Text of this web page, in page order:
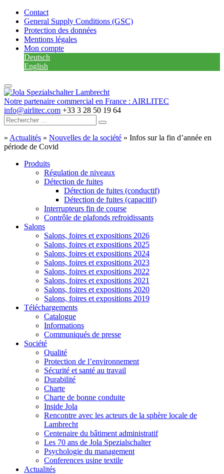
Contact
General Supply Conditions (GSC)
Protection des données
Mentions légales
Mon compte
Deutsch
English
Notre partenaire commercial en France : AIRLITEC
info@airlitec.com +33 3 28 50 19 64
» Actualités » Nouvelles de la société » Infos sur la fin d’année en
période de Covid
Produits
Régulation de niveaux
Détection de fuites
Détection de fuites (conductif)
Détection de fuites (capacitif)
Interrupteurs fin de course
Contrôle de plafonds refroidissants
Salons
Salons, foires et expositions 2026
Salons, foires et expositions 2025
Salons, foires et expositions 2024
Salons, foires et expositions 2023
Salons, foires et expositions 2022
Salons, foires et expositions 2021
Salons, foires et expositions 2020
Salons, foires et expositions 2019
Téléchargements
Catalogue
Informations
Communiqués de presse
Société
Qualité
Protection de l’environnement
Sécurité et santé au travail
Durabilité
Charte
Charte de bonne conduite
Inside Jola
Rencontre avec les acteurs de la sphère locale de
Lambrecht
Centenaire du bâtiment administratif
Les 70 ans de Jola Spezialschalter
Psychologie du management
Conferences usine textile
Actualités